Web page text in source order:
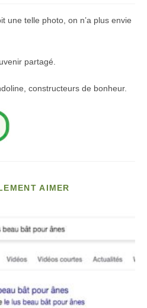
une telle photo, on n’a plus envie
partagé.
constructeurs de bonheur.
AIMER